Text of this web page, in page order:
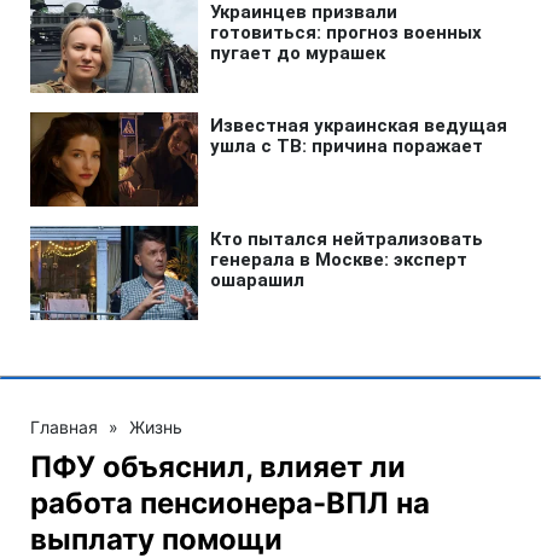
Главная » Жизнь
ПФУ объяснил, влияет ли
работа пенсионера-ВПЛ на
выплату помощи